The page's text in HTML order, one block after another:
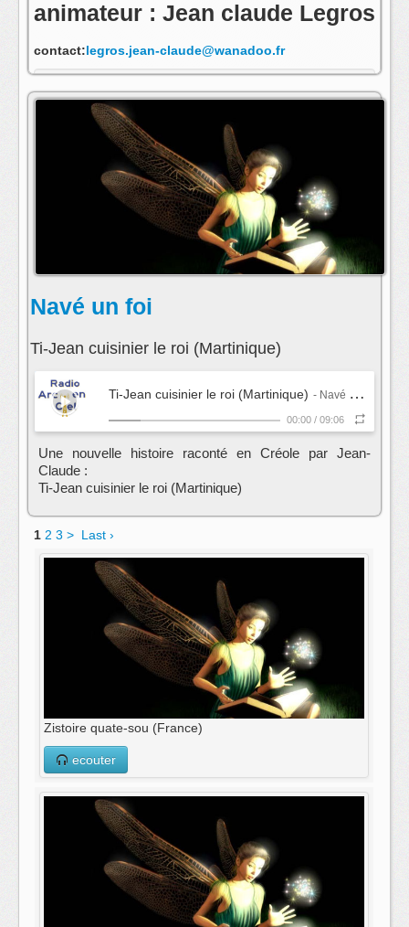
animateur : Jean claude Legros
contact:legros.jean-claude@wanadoo.fr
s'abonner au fil rss de cette emission:
Navé un foi
Ti-Jean cuisinier le roi (Martinique)
Ti-Jean cuisinier le roi (Martinique) - Navé un foi
00:00 / 09:06
Une nouvelle histoire raconté en Créole par Jean-
Claude :
Ti-Jean cuisinier le roi (Martinique)
1 2 3 > Last ›
Zistoire quate-sou (France)
ecouter